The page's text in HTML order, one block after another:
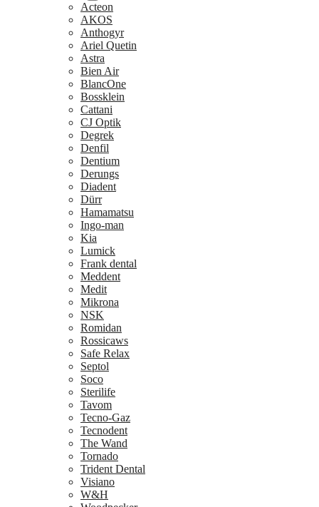
Acteon
AKOS
Anthogyr
Ariel Quetin
Astra
Bien Air
BlancOne
Bossklein
Cattani
CJ Optik
Degrek
Denfil
Dentium
Derungs
Diadent
Dürr
Hamamatsu
Ingo-man
Kia
Lumick
Frank dental
Meddent
Medit
Mikrona
NSK
Romidan
Rossicaws
Safe Relax
Septol
Soco
Sterilife
Tavom
Tecno-Gaz
Tecnodent
The Wand
Tornado
Trident Dental
Visiano
W&H